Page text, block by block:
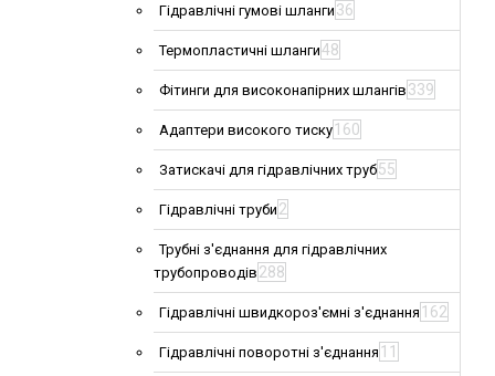
Гідравлічні гумові шланги 36
Термопластичні шланги48
Фітинги для високонапірних шлангів 339
Адаптери високого тиску 160
Затискачі для гідравлічних труб55
Гідравлічні труби 2
Трубні з'єднання для гідравлічних
трубопроводів 288
Гідравлічні швидкороз'ємні з'єднання 162
Гідравлічні поворотні з'єднання 11